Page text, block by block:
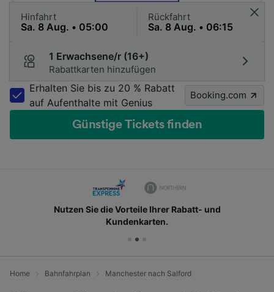
Hinfahrt Rückfahrt
1 Erwachsene/r (16+)
Rabattkarten hinzufügen
Erhalten Sie bis zu 20 % Rabatt
auf Aufenthalte mit Genius
Booking.com
Günstige Tickets finden
Nutzen Sie die Vorteile Ihrer Rabatt- und
Kundenkarten.
Home Bahnfahrplan Manchester nach Salford